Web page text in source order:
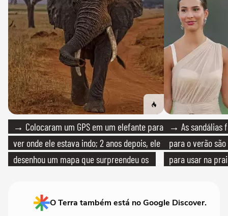
→ Colocaram um GPS em um elefante para
ver onde ele estava indo; 2 anos depois, ele
desenhou um mapa que surpreendeu os
→ As sandálias
para o verão
para usar na
O Terra também está no Google Discover.